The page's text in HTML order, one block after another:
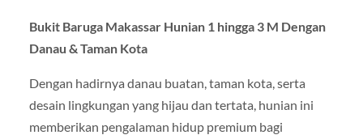
Bukit Baruga Makassar Hunian 1 hingga 3 M Dengan
Danau & Taman Kota
Dengan hadirnya danau buatan, taman kota, serta
desain lingkungan yang hijau dan tertata, hunian ini
memberikan pengalaman hidup premium bagi